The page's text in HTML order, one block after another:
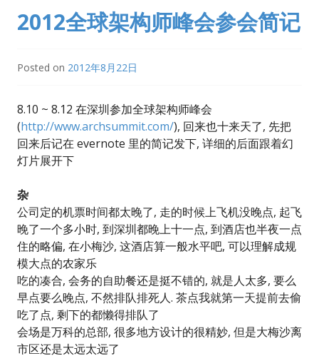
2012全球架构师峰会参会简记
Posted on 2012年8月22日
8.10 ~ 8.12 在深圳参加全球架构师峰会
(http://www.archsummit.com/), 回来也十来天了, 先把
回来后记在 evernote 里的简记发下, 详细的后面跟着幻
灯片展开下
杂
公司定的机票时间都太晚了, 走的时候上飞机没晚点, 起飞
晚了一个多小时, 到深圳都晚上十一点, 到酒店也半夜一点
住的略偏, 在小梅沙, 这酒店算一般水平吧, 可以理解成规
模大点的农家乐
吃的凑合, 会务的自助餐还是挺不错的, 就是人太多, 要么
早点要么晚点, 不然排队排死人. 茶点我就第一天提前去偷
吃了点, 剩下的都懒得排队了
会场是万科的总部, 很多地方设计的很精妙, 但是大梅沙离
市区还是太远太远了